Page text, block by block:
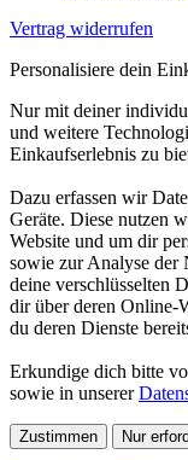
Vertrag widerrufen
Personalisiere dein
Nur mit deiner
und weitere
Einkaufserlebnis zu
Dazu erfassen wir
Geräte. Diese nutzen
Website und um dir
sowie zur Analyse der
deine verschlüsselten
dir über deren Online-
du deren Dienste
Erkundige dich bitte
sowie in unserer
Zustimmen Nur